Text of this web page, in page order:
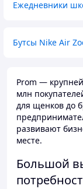
Ежедневники
Бутсы Nike Air
Prom —
млн
для щенков до
развивают
месте.
Большой